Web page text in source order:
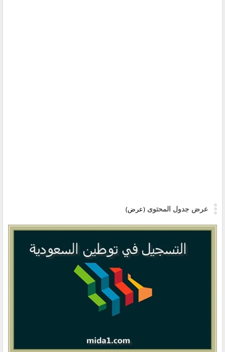
عرض جدول المحتوى (عرض)